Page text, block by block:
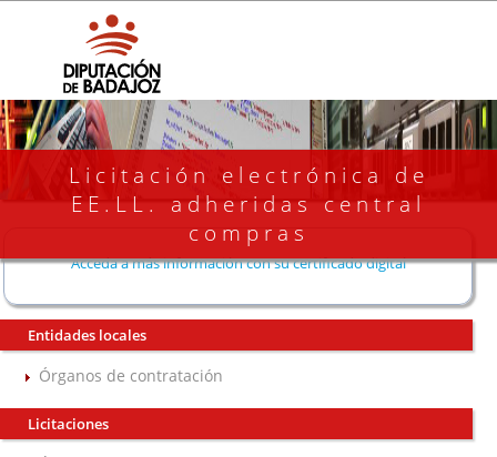
Licitación electrónica de
EE.LL. adheridas central
compras
Acceda a más información con su certificado digital
Entidades locales
Órganos de contratación
Licitaciones